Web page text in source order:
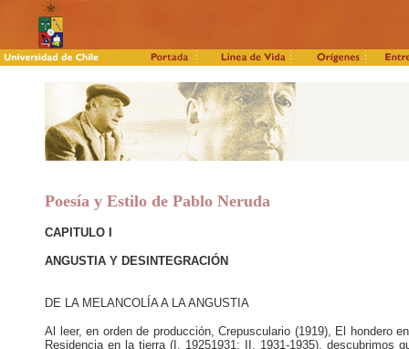
Poesía y Estilo de Pablo Neruda
CAPITULO I
ANGUSTIA Y DESINTEGRACIÓN
DE LA MELANCOLÍA A LA ANGUSTIA
Al leer, en orden de producción, Crepusculario (1919), El hondero
Residencia en la tierra (I, 19251931; II, 1931-1935), descubrimos